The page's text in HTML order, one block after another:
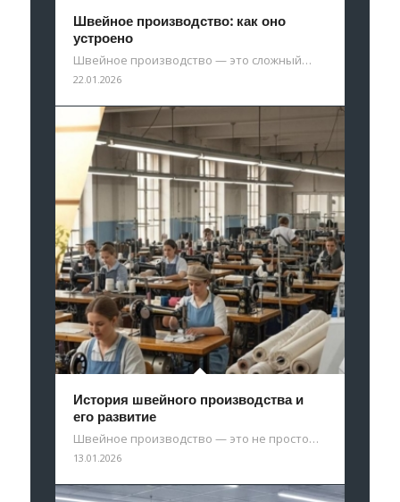
Швейное производство: как оно
устроено
Швейное производство — это сложный…
22.01.2026
История швейного производства и
его развитие
Швейное производство — это не просто…
13.01.2026